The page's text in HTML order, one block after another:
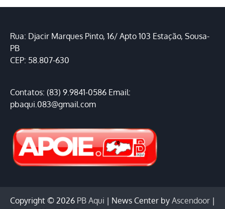
Rua: Djacir Marques Pinto, 16/ Apto 103 Estação, Sousa-
PB
CEP: 58.807-630
Contatos: (83) 9.9841-0586 Email:
pbaqui.083@gmail.com
Copyright © 2026 PB Aqui | News Center by Ascendoor |